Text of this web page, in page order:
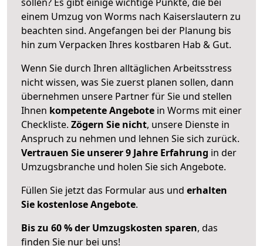
einem Umzug von Worms nach Kaiserslautern zu
beachten sind. Angefangen bei der Planung bis
hin zum Verpacken Ihres kostbaren Hab & Gut.
Wenn Sie durch Ihren alltäglichen Arbeitsstress
nicht wissen, was Sie zuerst planen sollen, dann
übernehmen unsere Partner für Sie und stellen
Ihnen kompetente Angebote in Worms mit einer
Checkliste. Zögern Sie nicht, unsere Dienste in
Anspruch zu nehmen und lehnen Sie sich zurück.
Vertrauen Sie unserer 9 Jahre Erfahrung in der
Umzugsbranche und holen Sie sich Angebote.
Füllen Sie jetzt das Formular aus und erhalten
Sie kostenlose Angebote.
Bis zu 60 % der Umzugskosten sparen, das
finden Sie nur bei uns!